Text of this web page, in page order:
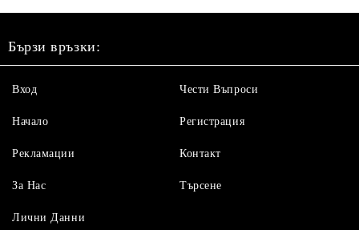
Бързи връзки:
Вход
Начало
Рекламации
За Нас
Чести Въпроси
Регистрация
Контакт
Търсене
Лични Данни